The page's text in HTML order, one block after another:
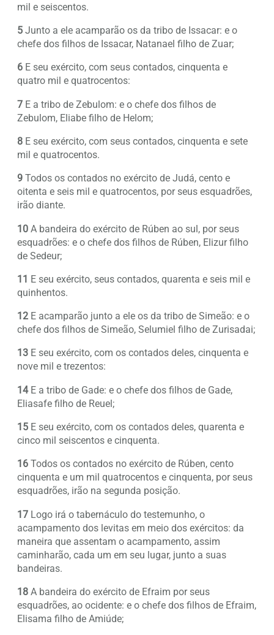
mil e seiscentos.
5 Junto a ele acamparão os da tribo de Issacar: e o
chefe dos filhos de Issacar, Natanael filho de Zuar;
6 E seu exército, com seus contados, cinquenta e
quatro mil e quatrocentos:
7 E a tribo de Zebulom: e o chefe dos filhos de
Zebulom, Eliabe filho de Helom;
8 E seu exército, com seus contados, cinquenta e sete
mil e quatrocentos.
9 Todos os contados no exército de Judá, cento e
oitenta e seis mil e quatrocentos, por seus esquadrões,
irão diante.
10 A bandeira do exército de Rúben ao sul, por seus
esquadrões: e o chefe dos filhos de Rúben, Elizur filho
de Sedeur;
11 E seu exército, seus contados, quarenta e seis mil e
quinhentos.
12 E acamparão junto a ele os da tribo de Simeão: e o
chefe dos filhos de Simeão, Selumiel filho de Zurisadai;
13 E seu exército, com os contados deles, cinquenta e
nove mil e trezentos:
14E a tribo de Gade: e o chefe dos filhos de Gade,
Eliasafe filho de Reuel;
15 E seu exército, com os contados deles, quarenta e
cinco mil seiscentos e cinquenta.
16 Todos os contados no exército de Rúben, cento
cinquenta e um mil quatrocentos e cinquenta, por seus
esquadrões, irão na segunda posição.
17 Logo irá o tabernáculo do testemunho, o
acampamento dos levitas em meio dos exércitos: da
maneira que assentam o acampamento, assim
caminharão, cada um em seu lugar, junto a suas
bandeiras.
18 A bandeira do exército de Efraim por seus
esquadrões, ao ocidente: e o chefe dos filhos de Efraim,
Elisama filho de Amiúde;